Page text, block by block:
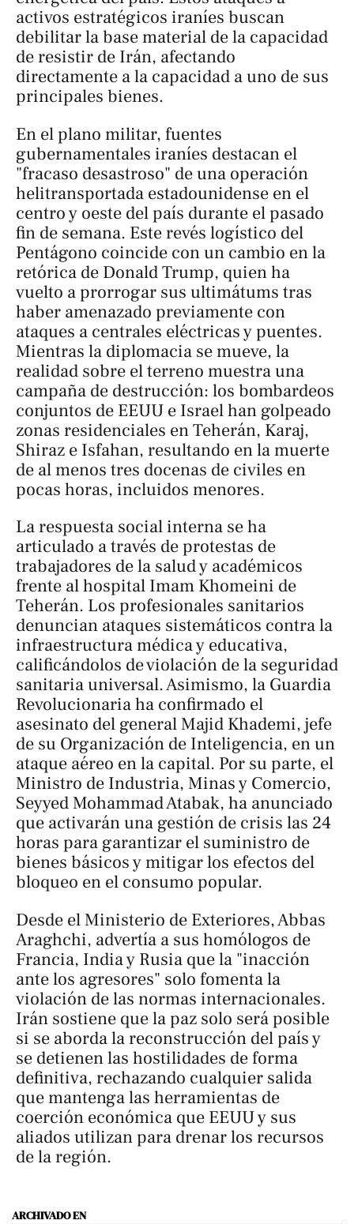
activos estratégicos iraníes buscan
debilitar la base material de la capacidad
de resistir de Irán, afectando
directamente a la capacidad a uno de sus
principales bienes.
En el plano militar, fuentes
gubernamentales iraníes destacan el
"fracaso desastroso" de una operación
helitransportada estadounidense en el
centro y oeste del país durante el pasado
fin de semana. Este revés logístico del
Pentágono coincide con un cambio en la
retórica de Donald Trump, quien ha
vuelto a prorrogar sus ultimátums tras
haber amenazado previamente con
ataques a centrales eléctricas y puentes.
Mientras la diplomacia se mueve, la
realidad sobre el terreno muestra una
campaña de destrucción: los bombardeos
conjuntos de EEUU e Israel han golpeado
zonas residenciales en Teherán, Karaj,
Shiraz e Isfahan, resultando en la muerte
de al menos tres docenas de civiles en
pocas horas, incluidos menores.
La respuesta social interna se ha
articulado a través de protestas de
trabajadores de la salud y académicos
frente al hospital Imam Khomeini de
Teherán. Los profesionales sanitarios
denuncian ataques sistemáticos contra la
infraestructura médica y educativa,
calificándolos de violación de la seguridad
sanitaria universal. Asimismo, la Guardia
Revolucionaria ha confirmado el
asesinato del general Majid Khademi, jefe
de su Organización de Inteligencia, en un
ataque aéreo en la capital. Por su parte, el
Ministro de Industria, Minas y Comercio,
Seyyed Mohammad Atabak, ha anunciado
que activarán una gestión de crisis las 24
horas para garantizar el suministro de
bienes básicos y mitigar los efectos del
bloqueo en el consumo popular.
Desde el Ministerio de Exteriores, Abbas
Araghchi, advertía a sus homólogos de
Francia, India y Rusia que la "inacción
ante los agresores" solo fomenta la
violación de las normas internacionales.
Irán sostiene que la paz solo será posible
si se aborda la reconstrucción del país y
se detienen las hostilidades de forma
definitiva, rechazando cualquier salida
que mantenga las herramientas de
coerción económica que EEUU y sus
aliados utilizan para drenar los recursos
de la región.
ARCHIVADO EN